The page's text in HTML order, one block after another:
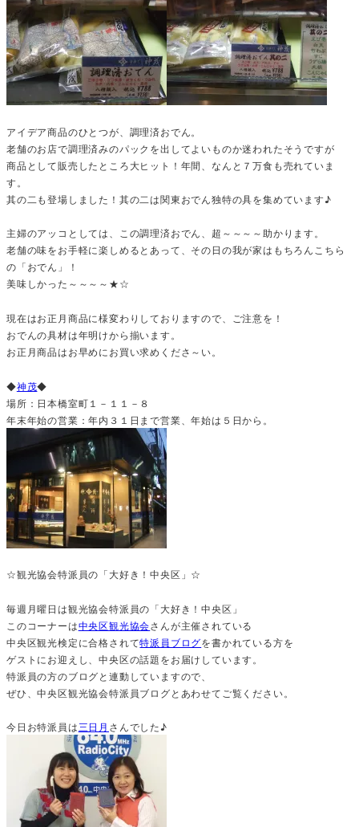
アイデア商品のひとつが、調理済おでん。
老舗のお店で調理済みのパックを出してよいものか迷われたそうですが
商品として販売したところ大ヒット！年間、なんと７万食も売れていま
す。
其の二も登場しました！其の二は関東おでん独特の具を集めています♪
主婦のアッコとしては、この調理済おでん、超～～～～助かります。
老舗の味をお手軽に楽しめるとあって、その日の我が家はもちろんこちら
の「おでん」！
美味しかった～～～～★☆
現在はお正月商品に様変わりしておりますので、ご注意を！
おでんの具材は年明けから揃います。
お正月商品はお早めにお買い求めくださ～い。
◆神茂◆
場所：日本橋室町１－１１－８
年末年始の営業：年内３１日まで営業、年始は５日から。
☆観光協会特派員の「大好き！中央区」☆
毎週月曜日は観光協会特派員の「大好き！中央区」
このコーナーは中央区観光協会さんが主催されている
中央区観光検定に合格されて特派員ブログを書かれている方を
ゲストにお迎えし、中央区の話題をお届けしています。
特派員の方のブログと連動していますので、
ぜひ、中央区観光協会特派員ブログとあわせてご覧ください。
今日お特派員は三日月 さんでした♪